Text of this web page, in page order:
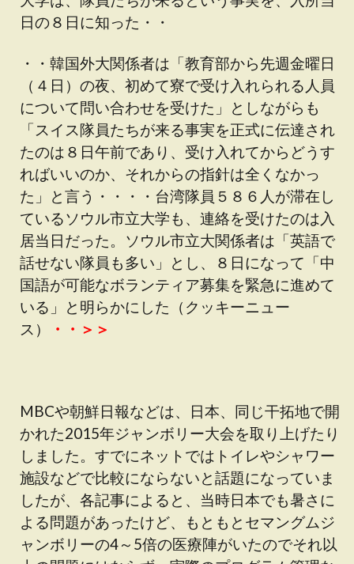
日の８日に知った・・
・・韓国外大関係者は「教育部から先週金曜日
（４日）の夜、初めて寮で受け入れられる人員
について問い合わせを受けた」としながらも
「スイス隊員たちが来る事実を正式に伝達され
たのは８日午前であり、受け入れてからどうす
ればいいのか、それからの指針は全くなかっ
た」と言う・・・・台湾隊員５８６人が滞在し
ているソウル市立大学も、連絡を受けたのは入
居当日だった。ソウル市立大関係者は「英語で
話せない隊員も多い」とし、８日になって「中
国語が可能なボランティア募集を緊急に進めて
いる」と明らかにした（クッキーニュー
ス）
・・＞＞
MBCや朝鮮日報などは、日本、同じ干拓地で開
かれた2015年ジャンボリー大会を取り上げたり
しました。すでにネットではトイレやシャワー
施設などで比較にならないと話題になっていま
したが、各記事によると、当時日本でも暑さに
よる問題があったけど、もともとセマングムジ
ャンボリーの4～5倍の医療陣がいたのでそれ以